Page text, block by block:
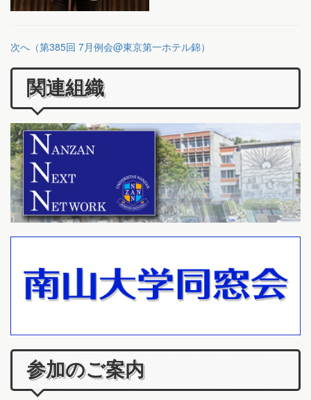
次へ（第385回 7月例会@東京第一ホテル錦）
関連組織
参加のご案内